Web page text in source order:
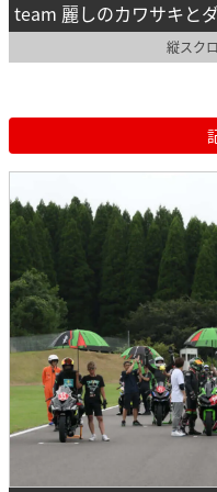
team 麗しのカワサキと
縦スク